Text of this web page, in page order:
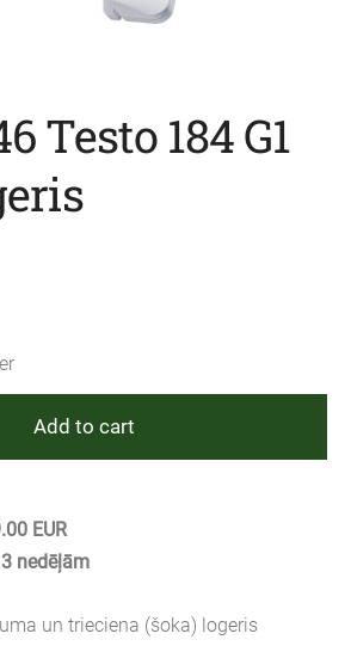
Testo 184 G1
Add to cart
EUR
nedēļām
un trieciena (šoka) logeris